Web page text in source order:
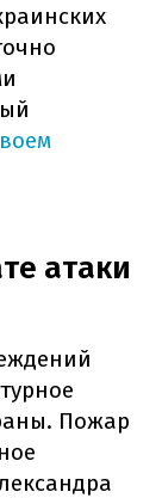
атаки
Пожар